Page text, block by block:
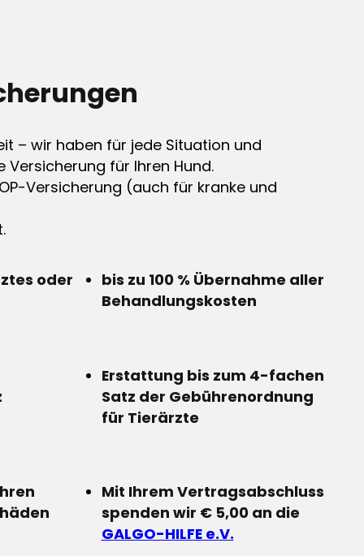
– wir haben für jede Situation und
Versicherung für Ihren Hund.
Versicherung (auch für kranke und
oder
bis zu 100 % Übernahme aller
Behandlungskosten
Erstattung bis zum 4-fachen
Satz der Gebührenordnung
für Tierärzte
Mit Ihrem Vertragsabschluss
spenden wir € 5,00 an die
GALGO-HILFE e.V.